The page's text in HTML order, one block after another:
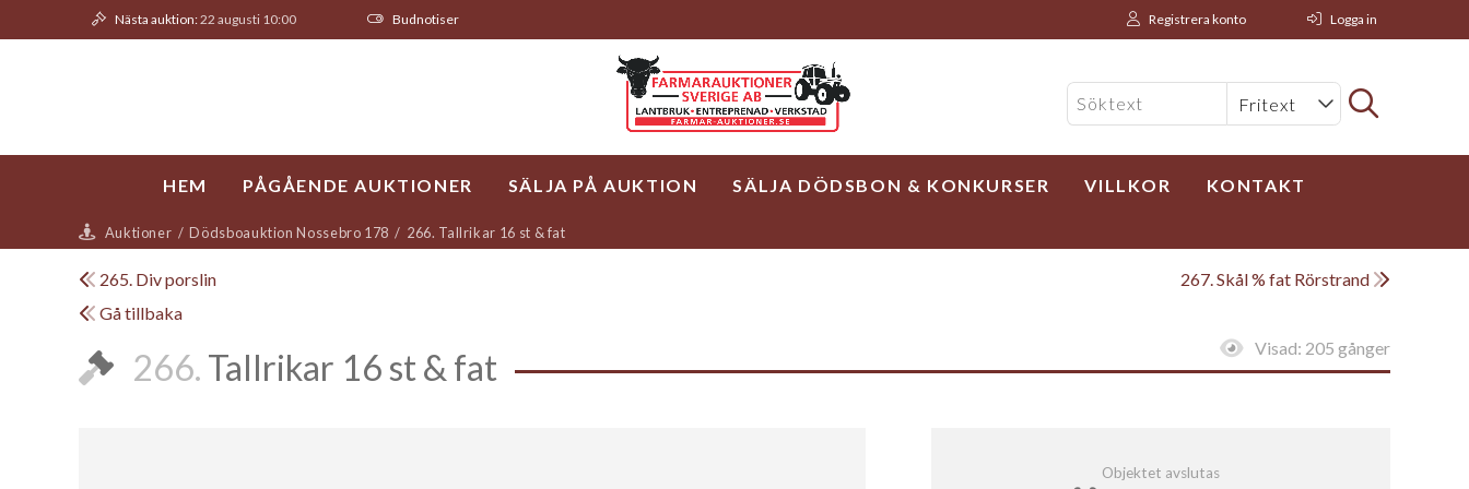
Nästa auktion:22 augusti 10:00 Budnotiser Registrera konto Logga in
HEM PÅGÅENDE AUKTIONER SÄLJA PÅ AUKTION SÄLJA DÖDSBON & KONKURSER VILLKOR KONTAKT
Auktioner / Dödsboauktion Nossebro 178 / 266. Tallrikar 16 st & fat
265. Div porslin
267. Skål % fat Rörstrand
Gå tillbaka
Visad: 205 gånger
266. Tallrikar 16 st & fat
Objektet avslutas